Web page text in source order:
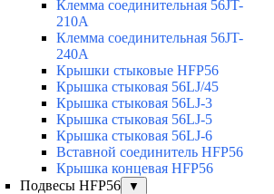
Клемма соединительная 56JT-
210A
Клемма соединительная 56JT-
240A
Крышки стыковые HFP56
Крышка стыковая 56LJ/45
Крышка стыковая 56LJ-3
Крышка стыковая 56LJ-5
Крышка стыковая 56LJ-6
Вставной соединитель HFP56
Крышка концевая HFP56
Подвесы HFP56
▼